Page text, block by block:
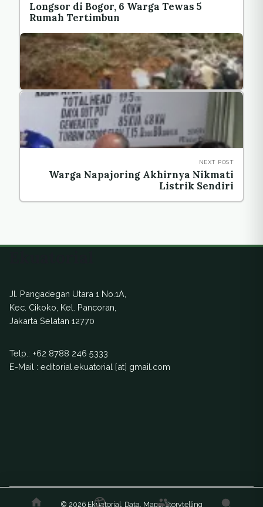
Longsor di Bogor, 6 Warga Tewas 5
Rumah Tertimbun
NEXT POST
Warga Napajoring Akhirnya Nikmati
Listrik Sendiri
Jl. Pangadegan Utara 1 No.1A,
Kec. Cikoko, Kel. Pancoran,
Jakarta Selatan 12770
Telp.: +62 8788 246 5333
E-Mail : editorial.ekuatorial [at] gmail.com
© 2026 Ekuatorial. Data. Maps. Storytelling